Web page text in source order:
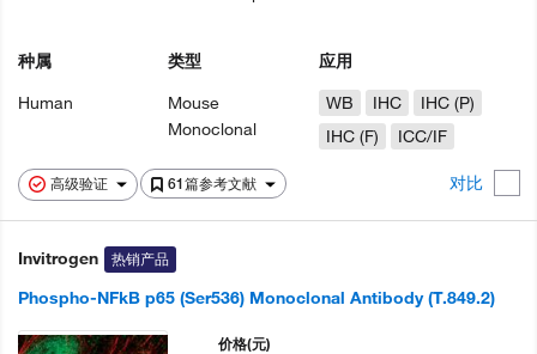
高级验证 61篇参考文献 对比
种属
Human
类型
Mouse
Monoclonal
应用
WB
IHC
IHC (P)
IHC (F)
ICC/IF
Invitrogen 热销产品
Phospho-NFkB p65 (Ser536) Monoclonal Antibody (T.849.2)
价格(元)